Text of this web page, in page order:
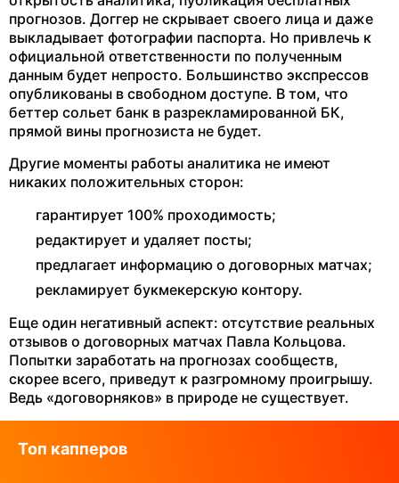
прогнозов. Доггер не скрывает своего лица и даже
выкладывает фотографии паспорта. Но привлечь к
официальной ответственности по полученным
данным будет непросто. Большинство экспрессов
опубликованы в свободном доступе. В том, что
беттер сольет банк в разрекламированной БК,
прямой вины прогнозиста не будет.
Другие моменты работы аналитика не имеют
никаких положительных сторон:
гарантирует 100% проходимость;
редактирует и удаляет посты;
предлагает информацию о договорных матчах;
рекламирует букмекерскую контору.
Еще один негативный аспект: отсутствие реальных
отзывов о договорных матчах Павла Кольцова.
Попытки заработать на прогнозах сообществ,
скорее всего, приведут к разгромному проигрышу.
Ведь «договорняков» в природе не существует.
Топ капперов